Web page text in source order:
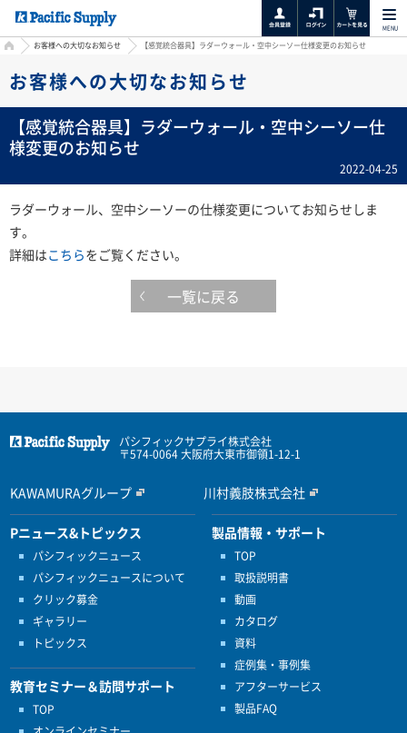
MENU
HOMEお客様への大切なお知らせ 【感覚統合器具】ラダーウォール・空中シーソー仕様変更のお知らせ
お客様への大切なお知らせ
【感覚統合器具】ラダーウォール・空中シーソー仕
様変更のお知らせ
2022-04-25
ラダーウォール、空中シーソーの仕様変更についてお知らせしま
す。
詳細はこちらをご覧ください。
一覧に戻る
パシフィックサプライ株式会社
〒574-0064 大阪府大東市御領1-12-1
KAWAMURAグループ 川村義肢株式会社
Pニュース&トピックス
パシフィックニュース
パシフィックニュースについて
クリック募金
ギャラリー
トピックス
教育セミナー＆訪問サポート
TOP
製品情報・サポート
TOP
取扱説明書
動画
カタログ
資料
症例集・事例集
アフターサービス
製品FAQ